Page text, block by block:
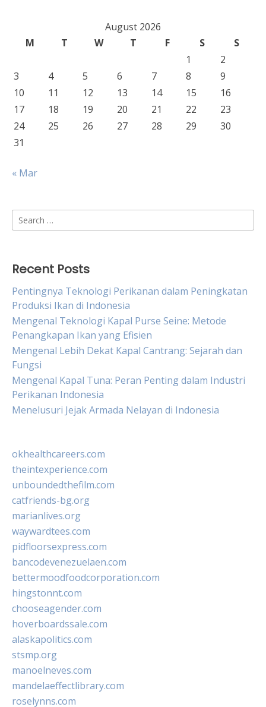
August 2026
M
T W T F S
S
1
2
3
4 5 6 7 8
9
10
11 12 13 14 15
16
17
18 19 20 21 22
23
24
25 26 27 28 29
30
31
« Mar
Search
for:
Recent Posts
Pentingnya Teknologi Perikanan dalam Peningkatan
Produksi Ikan di Indonesia
Mengenal Teknologi Kapal Purse Seine: Metode
Penangkapan Ikan yang Efisien
Mengenal Lebih Dekat Kapal Cantrang: Sejarah dan
Fungsi
Mengenal Kapal Tuna: Peran Penting dalam Industri
Perikanan Indonesia
Menelusuri Jejak Armada Nelayan di Indonesia
okhealthcareers.com
theintexperience.com
unboundedthefilm.com
catfriends-bg.org
marianlives.org
waywardtees.com
pidfloorsexpress.com
bancodevenezuelaen.com
bettermoodfoodcorporation.com
hingstonnt.com
chooseagender.com
hoverboardssale.com
alaskapolitics.com
stsmp.org
manoelneves.com
mandelaeffectlibrary.com
roselynns.com